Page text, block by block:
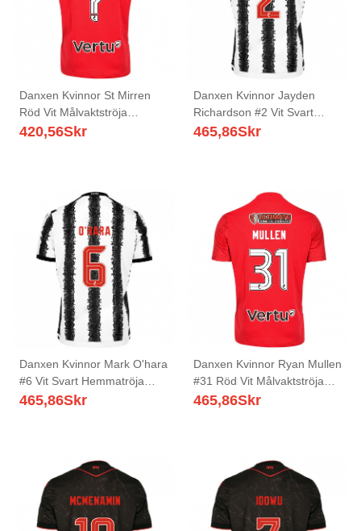
Danxen Kvinnor St Mirren
Röd Vit Målvaktströja
2025/26 T-tröja
420,56Skr
Danxen Kvinnor Jayden
Richardson #2 Vit Svart
Hemmatröja Matchtröjor
465,86Skr
Danxen Kvinnor Mark O'hara
#6 Vit Svart Hemmatröja
Matchtröjor 2025/26 Tröjor
465,86Skr
Danxen Kvinnor Ryan Mullen
#31 Röd Vit Målvaktströja
2025/26 T-tröja
465,86Skr